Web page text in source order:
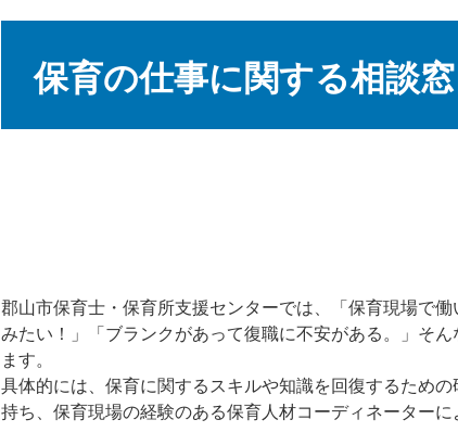
保育の仕事に関する相談窓
郡山市保育士・保育所支援センターでは、「保育現場で
みたい！」「ブランクがあって復職に不安がある。」そ
ます。
具体的には、保育に関するスキルや知識を回復するため
持ち、保育現場の経験のある保育人材コーディネーター